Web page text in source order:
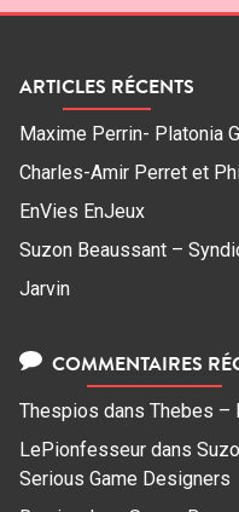
ARTICLES RÉCENTS
Maxime Perrin- Platonia
Charles-Amir Perret et
EnVies EnJeux
Suzon Beaussant –
Jarvin
COMMENTAIRES
Thespios dans Thebes –
LePionfesseur dans
Serious Game Designers